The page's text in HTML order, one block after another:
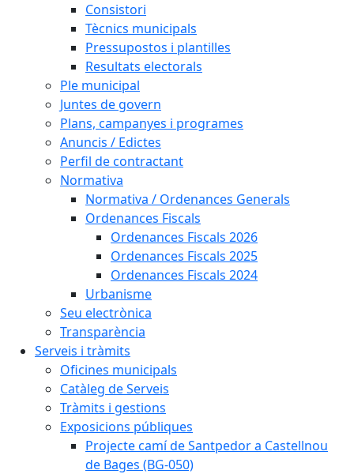
Consistori
Tècnics municipals
Pressupostos i plantilles
Resultats electorals
Ple municipal
Juntes de govern
Plans, campanyes i programes
Anuncis / Edictes
Perfil de contractant
Normativa
Normativa / Ordenances Generals
Ordenances Fiscals
Ordenances Fiscals 2026
Ordenances Fiscals 2025
Ordenances Fiscals 2024
Urbanisme
Seu electrònica
Transparència
Serveis i tràmits
Oficines municipals
Catàleg de Serveis
Tràmits i gestions
Exposicions públiques
Projecte camí de Santpedor a Castellnou
de Bages (BG-050)